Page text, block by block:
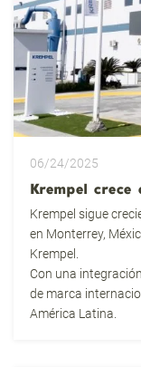
06/24/2025
Krempel crece
Krempel sigue
en Monterrey,
Krempel.
Con una
de marca
América Latina.